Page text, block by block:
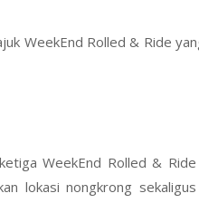
WeekEnd Rolled & Ride
WeekEnd Rolled &
lokasi nongkrong